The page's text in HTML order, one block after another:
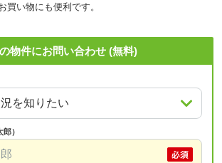
買い物にも便利です。
物件にお問い合わせ (無料)
）